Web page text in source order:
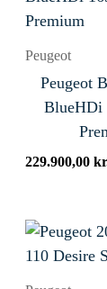
Peugeot
Peugeot
BlueHDi
229.900,00